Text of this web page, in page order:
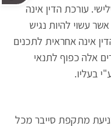
עורכת הדין אינה
עשוי להיות נגיש
אינה אחראית לתכנים
אלה כפוף לתנאי
בעליו.
מתקפת סייבר מכל